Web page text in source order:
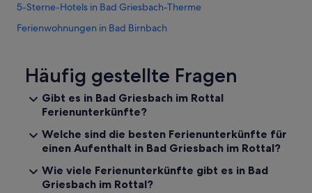
5-Sterne-Hotels in Bad Griesbach-Therme
Ferienwohnungen in Bad Birnbach
Gasthäuser in Bad Birnbach
Golf in Bad Birnbach
Hotels mit Fitnessbereich in Bad Birnbach
Hotels mit Frühstück in Bad Birnbach
Hotels mit Kinderbetreuung in Bad Birnbach
Häufig gestellte Fragen
Gibt es in Bad Griesbach im Rottal
Ferienunterkünfte?
Welche sind die besten Ferienunterkünfte für
einen Aufenthalt in Bad Griesbach im Rottal?
Wie viele Ferienunterkünfte gibt es in Bad
Griesbach im Rottal?